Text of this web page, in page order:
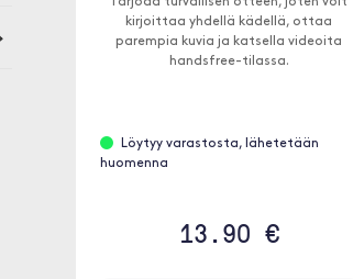
kirjoittaa yhdellä kädellä, ottaa
parempia kuvia ja katsella videoita
handsfree-tilassa.
Löytyy varastosta, lähetetään
huomenna
13.90 €